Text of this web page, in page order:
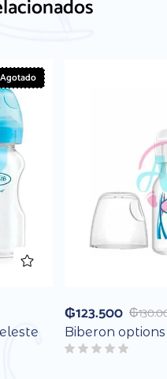
Agotado
₲
₲123.500
Biberon